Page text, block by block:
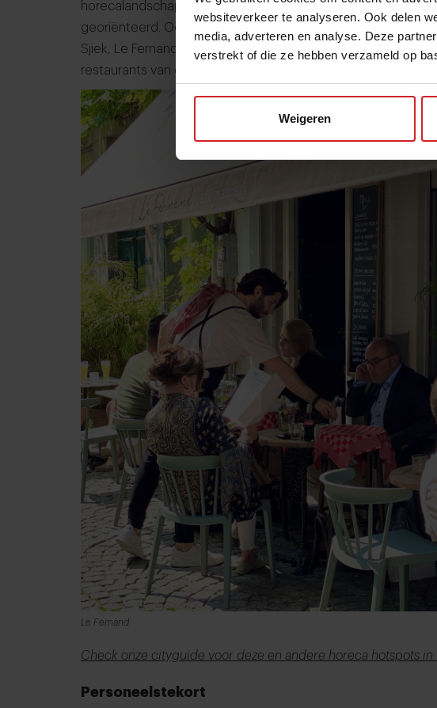
websiteverkeer te analyseren. Ook delen
media, adverteren en analyse. Deze
verstrekt of die ze hebben verzameld op
Weigeren
horecalandschap zeer homogeen. Zo’n 95% van de
georiënteerd. Oesters, coquilles, biefstuk, ganzenlever: ze
Sjiek, Le Fernand, ‘t Wycker Cabinet, Le Virage, misschien
restaurants van de stad, stuk voor stuk bistro’s met een
Le Fernand
Check onze cityguide voor deze en andere horeca hotspots in
Personeelstekort